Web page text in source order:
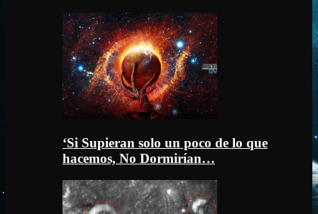
‘Si Supieran solo un poco de lo que
hacemos, No Dormirían…